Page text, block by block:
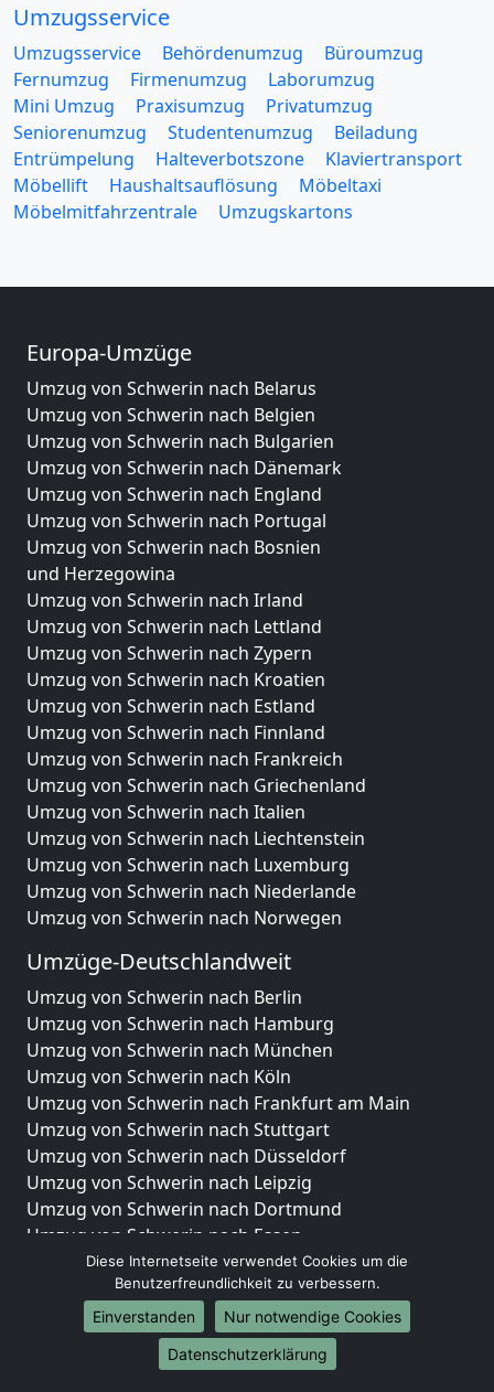
Umzugsservice
Umzugsservice Behördenumzug
Büroumzug
Fernumzug
Firmenumzug
Laborumzug
Mini Umzug
Praxisumzug
Privatumzug
Seniorenumzug
Studentenumzug
Beiladung
Entrümpelung
Halteverbotszone
Klaviertransport
Möbellift
Haushaltsauflösung
Möbeltaxi
Möbelmitfahrzentrale
Umzugskartons
Europa-Umzüge
Umzug von Schwerin nach Belarus
Umzug von Schwerin nach Belgien
Umzug von Schwerin nach Bulgarien
Umzug von Schwerin nach Dänemark
Umzug von Schwerin nach England
Umzug von Schwerin nach Portugal
Umzug von Schwerin nach Bosnien
und Herzegowina
Umzug von Schwerin nach Irland
Umzug von Schwerin nach Lettland
Umzug von Schwerin nach Zypern
Umzug von Schwerin nach Kroatien
Umzug von Schwerin nach Estland
Umzug von Schwerin nach Finnland
Umzug von Schwerin nach Frankreich
Umzug von Schwerin nach Griechenland
Umzug von Schwerin nach Italien
Umzug von Schwerin nach Liechtenstein
Umzug von Schwerin nach Luxemburg
Umzug von Schwerin nach Niederlande
Umzug von Schwerin nach Norwegen
Umzüge-Deutschlandweit
Umzug von Schwerin nach Berlin
Umzug von Schwerin nach Hamburg
Umzug von Schwerin nach München
Umzug von Schwerin nach Köln
Umzug von Schwerin nach Frankfurt am Main
Umzug von Schwerin nach Stuttgart
Umzug von Schwerin nach Düsseldorf
Umzug von Schwerin nach Leipzig
Umzug von Schwerin nach Dortmund
Umzug von Schwerin nach Essen
Umzug von Schwerin nach Bremen
Umzug von Schwerin nach Dresden
Umzug von Schwerin nach Hannover
Umzug von Schwerin nach Nürnberg
Umzug von Schwerin nach Duisburg
Diese Internetseite verwendet Cookies um die
Benutzerfreundlichkeit zu verbessern.
Einverstanden
Nur notwendige Cookies
Datenschutzerklärung